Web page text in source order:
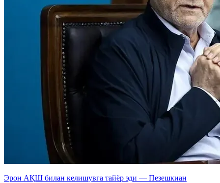
Эрон АҚШ билан келишувга тайёр эди — Пезешкиан